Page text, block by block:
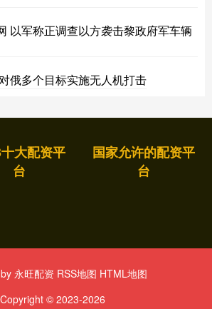
以军称正调查以方袭击黎政府军车辆
俄多个目标实施无人机打击
大配资平
台
国家允许的配资平
台
永旺配资 RSS地图 HTML地图
Copyright © 2023-2026